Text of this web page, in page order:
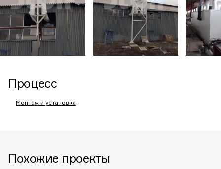
Процесс
Монтаж и установка
Похожие проекты